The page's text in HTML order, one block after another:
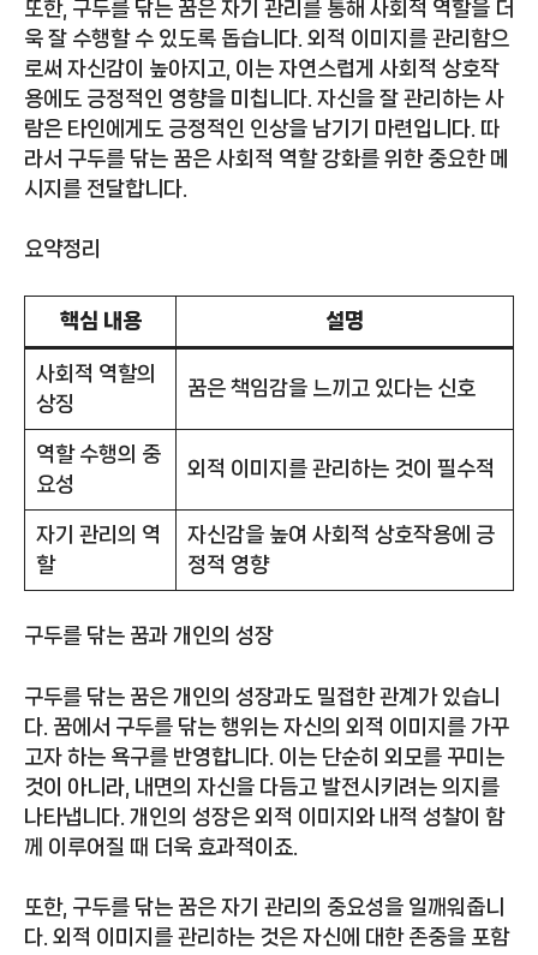
또한, 구두를 닦는 꿈은 자기 관리를 통해 사회적 역할을 더
욱 잘 수행할 수 있도록 돕습니다. 외적 이미지를 관리함으
로써 자신감이 높아지고, 이는 자연스럽게 사회적 상호작
용에도 긍정적인 영향을 미칩니다. 자신을 잘 관리하는 사
람은 타인에게도 긍정적인 인상을 남기기 마련입니다. 따
라서 구두를 닦는 꿈은 사회적 역할 강화를 위한 중요한 메
시지를 전달합니다.
요약정리
핵심 내용 설명
사회적 역할의
상징
꿈은 책임감을 느끼고 있다는 신호
역할 수행의 중
요성
외적 이미지를 관리하는 것이 필수적
자기 관리의 역
할
자신감을 높여 사회적 상호작용에 긍
정적 영향
구두를 닦는 꿈과 개인의 성장
구두를 닦는 꿈은 개인의 성장과도 밀접한 관계가 있습니
다. 꿈에서 구두를 닦는 행위는 자신의 외적 이미지를 가꾸
고자 하는 욕구를 반영합니다. 이는 단순히 외모를 꾸미는
것이 아니라, 내면의 자신을 다듬고 발전시키려는 의지를
나타냅니다. 개인의 성장은 외적 이미지와 내적 성찰이 함
께 이루어질 때 더욱 효과적이죠.
또한, 구두를 닦는 꿈은 자기 관리의 중요성을 일깨워줍니
다. 외적 이미지를 관리하는 것은 자신에 대한 존중을 포함